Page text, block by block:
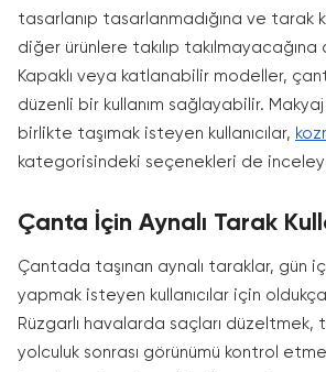
tasarlanıp tasarlanmadığına ve tarak
diğer ürünlere takılıp
Kapaklı veya katlanabilir modeller,
düzenli bir kullanım sağlayabilir.
birlikte taşımak isteyen kullanıcılar,
kategorisindeki seçenekleri de
Çanta İçin Aynalı Tarak
Çantada taşınan aynalı taraklar, gün
yapmak isteyen kullanıcılar için oldukça
Rüzgarlı havalarda saçları düzeltmek,
yolculuk sonrası görünümü kontrol